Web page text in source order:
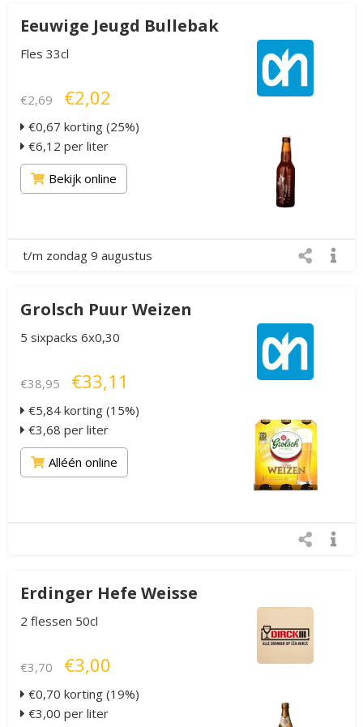
Eeuwige Jeugd Bullebak
Fles 33cl
€2,69 €2,02
€0,67 korting (25%)
€6,12 per liter
Bekijk online
t/m zondag 9 augustus
Grolsch Puur Weizen
5 sixpacks 6x0,30
€38,95 €33,11
€5,84 korting (15%)
€3,68 per liter
Alléén online
Erdinger Hefe Weisse
2 flessen 50cl
€3,70 €3,00
€0,70 korting (19%)
€3,00 per liter